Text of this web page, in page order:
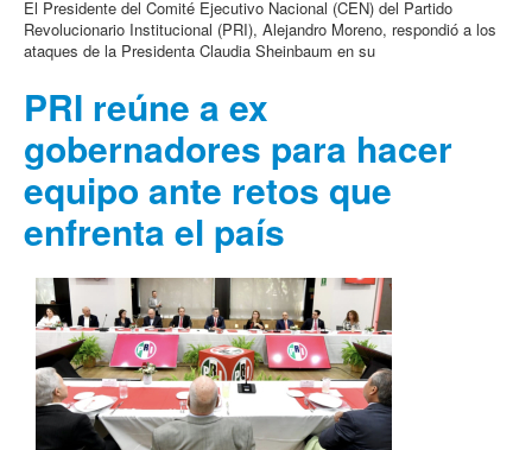
El Presidente del Comité Ejecutivo Nacional (CEN) del Partido
Revolucionario Institucional (PRI), Alejandro Moreno, respondió a los
ataques de la Presidenta Claudia Sheinbaum en su
PRI reúne a ex
gobernadores para hacer
equipo ante retos que
enfrenta el país